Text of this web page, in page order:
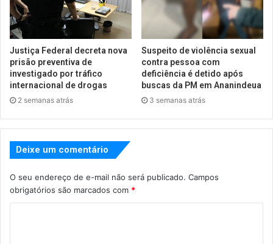
Justiça Federal decreta nova
prisão preventiva de
investigado por tráfico
internacional de drogas
2 semanas atrás
Suspeito de violência sexual
contra pessoa com
deficiência é detido após
buscas da PM em Ananindeua
3 semanas atrás
Deixe um comentário
O seu endereço de e-mail não será publicado. Campos
obrigatórios são marcados com *